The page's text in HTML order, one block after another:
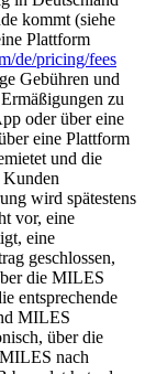
kommt (siehe
Plattform
de/pricing/fees
Gebühren und
zu
oder über eine
eine Plattform
und die
wird spätestens
vor, eine
eine
geschlossen,
die MILES
entsprechende
MILES
über die
nach